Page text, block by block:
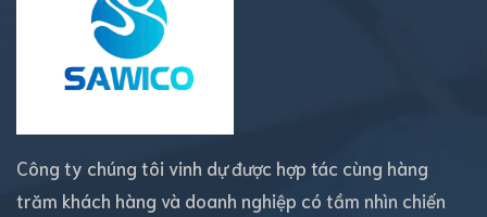
Công ty chúng tôi vinh dự được hợp tác cùng hàng
trăm khách hàng và doanh nghiệp có tầm nhìn chiến